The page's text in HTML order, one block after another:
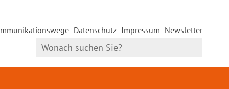
Datenschutz Impressum Newsletter